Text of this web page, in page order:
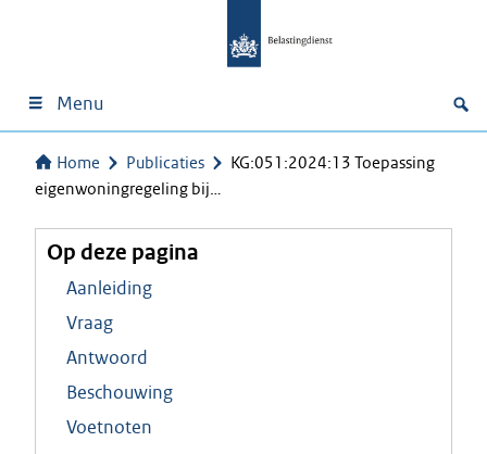
Menu
Home Publicaties
KG:051:2024:13 Toepassing
eigenwoningregeling bij…
Op deze pagina
Aanleiding
Vraag
Antwoord
Beschouwing
Voetnoten